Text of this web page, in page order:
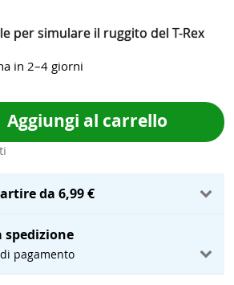
per simulare il ruggito del T-Rex
in 2–4 giorni
Aggiungi al carrello
da 6,99 €
spedizione
pagamento